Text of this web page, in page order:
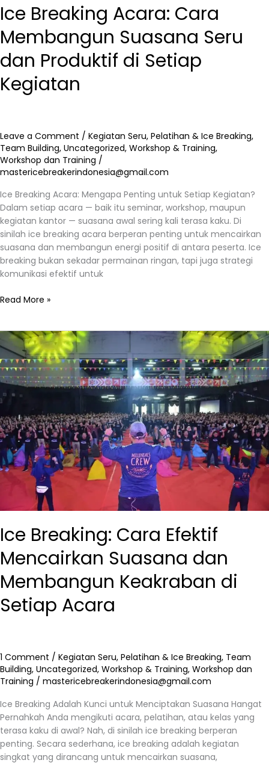
Ice Breaking Acara: Cara
Membangun Suasana Seru
dan Produktif di Setiap
Kegiatan
Leave a Comment / Kegiatan Seru, Pelatihan & Ice Breaking,
Team Building, Uncategorized, Workshop & Training,
Workshop dan Training /
mastericebreakerindonesia@gmail.com
Ice Breaking Acara: Mengapa Penting untuk Setiap Kegiatan?
Dalam setiap acara — baik itu seminar, workshop, maupun
kegiatan kantor — suasana awal sering kali terasa kaku. Di
sinilah ice breaking acara berperan penting untuk mencairkan
suasana dan membangun energi positif di antara peserta. Ice
breaking bukan sekadar permainan ringan, tapi juga strategi
komunikasi efektif untuk
Read More »
Ice Breaking: Cara Efektif
Mencairkan Suasana dan
Membangun Keakraban di
Setiap Acara
1 Comment / Kegiatan Seru, Pelatihan & Ice Breaking, Team
Building, Uncategorized, Workshop & Training, Workshop dan
Training / mastericebreakerindonesia@gmail.com
Ice Breaking Adalah Kunci untuk Menciptakan Suasana Hangat
Pernahkah Anda mengikuti acara, pelatihan, atau kelas yang
terasa kaku di awal? Nah, di sinilah ice breaking berperan
penting. Secara sederhana, ice breaking adalah kegiatan
singkat yang dirancang untuk mencairkan suasana,
Ice
Breaking:
Cara
Efektif
Mencairkan
Suasana
dan
Membangun
Keakraban
di
Setiap